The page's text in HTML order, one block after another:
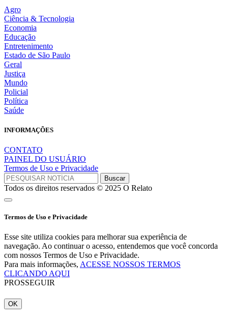
Agro
Ciência & Tecnologia
Economia
Educação
Entretenimento
Estado de São Paulo
Geral
Justiça
Mundo
Policial
Política
Saúde
INFORMAÇÕES
CONTATO
PAINEL DO USUÁRIO
Termos de Uso e Privacidade
Todos os direitos reservados © 2025 O Relato
Termos de Uso e Privacidade
Esse site utiliza cookies para melhorar sua experiência de
navegação. Ao continuar o acesso, entendemos que você concorda
com nossos Termos de Uso e Privacidade.
Para mais informações, ACESSE NOSSOS TERMOS
CLICANDO AQUI
PROSSEGUIR
OK